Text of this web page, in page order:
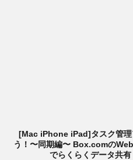
[Mac iPhone iPad]タスク管
う！〜同期編〜 Box.comの
でらくらくデータ共